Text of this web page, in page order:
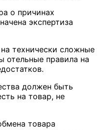
о причинах
экспертиза
технически сложные
отельные правила на
должен быть
на товар, не
товара